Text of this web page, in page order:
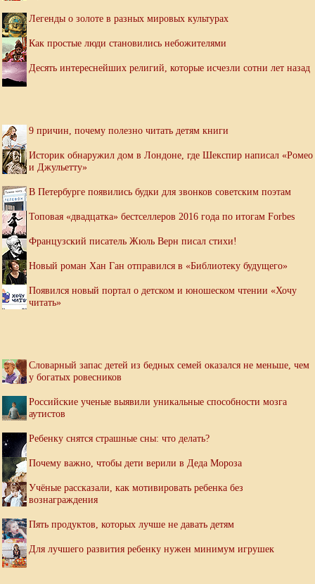
Легенды о золоте в разных мировых культурах
Как простые люди становились небожителями
Десять интереснейших религий, которые исчезли сотни лет назад
9 причин, почему полезно читать детям книги
Историк обнаружил дом в Лондоне, где Шекспир написал «Ромео
и Джульетту»
В Петербурге появились будки для звонков советским поэтам
Топовая «двадцатка» бестселлеров 2016 года по итогам Forbes
Французский писатель Жюль Верн писал стихи!
Новый роман Хан Ган отправился в «Библиотеку будущего»
Появился новый портал о детском и юношеском чтении «Хочу
читать»
Словарный запас детей из бедных семей оказался не меньше, чем
у богатых ровесников
Российские ученые выявили уникальные способности мозга
аутистов
Ребенку снятся страшные сны: что делать?
Почему важно, чтобы дети верили в Деда Мороза
Учёные рассказали, как мотивировать ребенка без
вознаграждения
Пять продуктов, которых лучше не давать детям
Для лучшего развития ребенку нужен минимум игрушек